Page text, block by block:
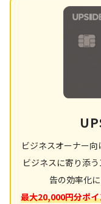
ビジネスオーナー
ビジネスに寄り添
告の効率化
最大20,000円分ポ